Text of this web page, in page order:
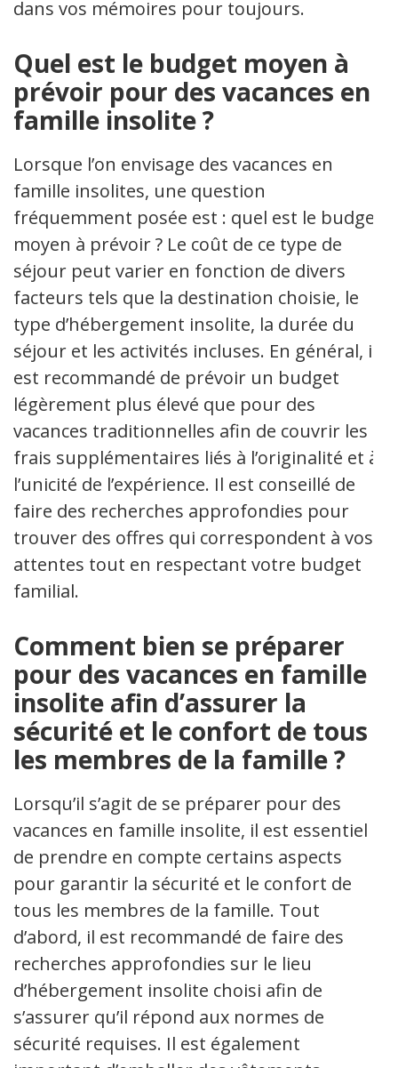
dans vos mémoires pour toujours.
Quel est le budget moyen à
prévoir pour des vacances en
famille insolite ?
Lorsque l’on envisage des vacances en
famille insolites, une question
fréquemment posée est : quel est le budget
moyen à prévoir ? Le coût de ce type de
séjour peut varier en fonction de divers
facteurs tels que la destination choisie, le
type d’hébergement insolite, la durée du
séjour et les activités incluses. En général, il
est recommandé de prévoir un budget
légèrement plus élevé que pour des
vacances traditionnelles afin de couvrir les
frais supplémentaires liés à l’originalité et à
l’unicité de l’expérience. Il est conseillé de
faire des recherches approfondies pour
trouver des offres qui correspondent à vos
attentes tout en respectant votre budget
familial.
Comment bien se préparer
pour des vacances en famille
insolite afin d’assurer la
sécurité et le confort de tous
les membres de la famille ?
Lorsqu’il s’agit de se préparer pour des
vacances en famille insolite, il est essentiel
de prendre en compte certains aspects
pour garantir la sécurité et le confort de
tous les membres de la famille. Tout
d’abord, il est recommandé de faire des
recherches approfondies sur le lieu
d’hébergement insolite choisi afin de
s’assurer qu’il répond aux normes de
sécurité requises. Il est également